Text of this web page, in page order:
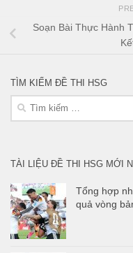
Soạn Bài Thực Hành
TÌM KIẾM ĐỀ THI HSG
Tìm
TÀI LIỆU ĐỀ THI HSG MỚI
Tổng hợp
quả vòng